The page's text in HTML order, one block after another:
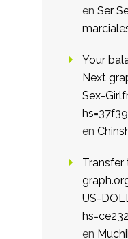
en Ser
Your
Next
Sex-
en
Transfer
US-
en